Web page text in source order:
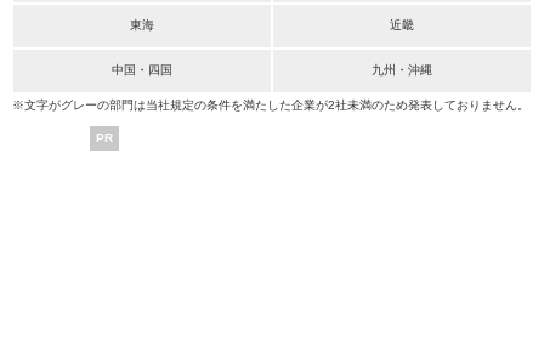
東海 近畿
中国・四国 九州・沖縄
※文字がグレーの部門は当社規定の条件を満たした企業が2社未満のため発表しておりません。
PR